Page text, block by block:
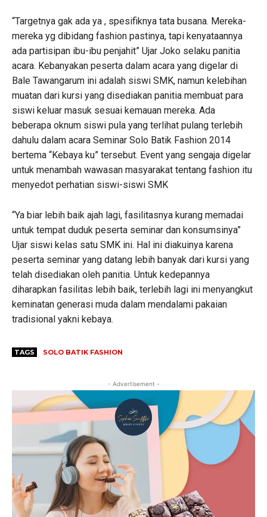
“Targetnya gak ada ya , spesifiknya tata busana. Mereka-
mereka yg dibidang fashion pastinya, tapi kenyataannya
ada partisipan ibu-ibu penjahit” Ujar Joko selaku panitia
acara. Kebanyakan peserta dalam acara yang digelar di
Bale Tawangarum ini adalah siswi SMK, namun kelebihan
muatan dari kursi yang disediakan panitia membuat para
siswi keluar masuk sesuai kemauan mereka. Ada
beberapa oknum siswi pula yang terlihat pulang terlebih
dahulu dalam acara Seminar Solo Batik Fashion 2014
bertema “Kebaya ku” tersebut. Event yang sengaja digelar
untuk menambah wawasan masyarakat tentang fashion itu
menyedot perhatian siswi-siswi SMK
“Ya biar lebih baik ajah lagi, fasilitasnya kurang memadai
untuk tempat duduk peserta seminar dan konsumsinya”
Ujar siswi kelas satu SMK ini. Hal ini diakuinya karena
peserta seminar yang datang lebih banyak dari kursi yang
telah disediakan oleh panitia. Untuk kedepannya
diharapkan fasilitas lebih baik, terlebih lagi ini menyangkut
keminatan generasi muda dalam mendalami pakaian
tradisional yakni kebaya.
TAGS SOLO BATIK FASHION
- Advertisement -